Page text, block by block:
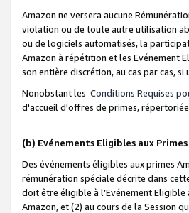
Amazon ne versera aucune
violation ou de toute autre utilisation
ou de logiciels automatisés, la
Amazon à répétition et les Evénement
son entière discrétion, au cas par cas,
Nonobstant les Conditions Requises
d'accueil d'offres de primes,
(b) Evénements Eligibles aux
Des événements éligibles aux primes
rémunération spéciale décrite dans
doit être éligible à l’Evénement
Amazon, et (2) au cours de la Session